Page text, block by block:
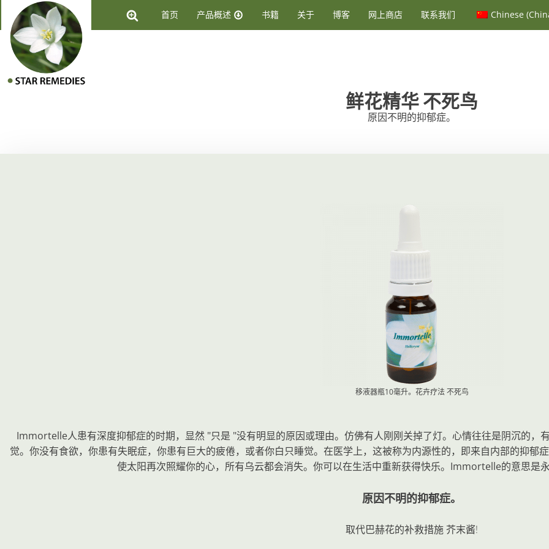
首页 产品概述 书籍 关于 博客 网上商店 联系我们 Chinese
鲜花精华不死鸟
原因不明的抑郁症。
移液器瓶10毫升。花卉疗法不死鸟
Immortelle人患有深度抑郁症的时期，显然 "只是 "没有明显的原因或理由。仿佛有人刚刚关掉了灯。心情往往是阴沉的，
觉。你没有食欲，你患有失眠症，你患有巨大的疲倦，或者你白只睡觉。在医学上，这被称为内源性的，即来自内部的抑郁
使太阳再次照耀你的心，所有乌云都会消失。你可以在生活中重新获得快乐。Immortelle的意思是
原因不明的抑郁症。
取代巴赫花的补救措施芥末酱!